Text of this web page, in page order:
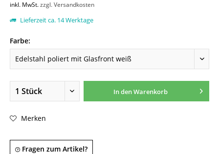
inkl. MwSt.zzgl. Versandkosten
Lieferzeit ca. 14 Werktage
Farbe:
In denWarenkorb
Merken
Fragen zum Artikel?